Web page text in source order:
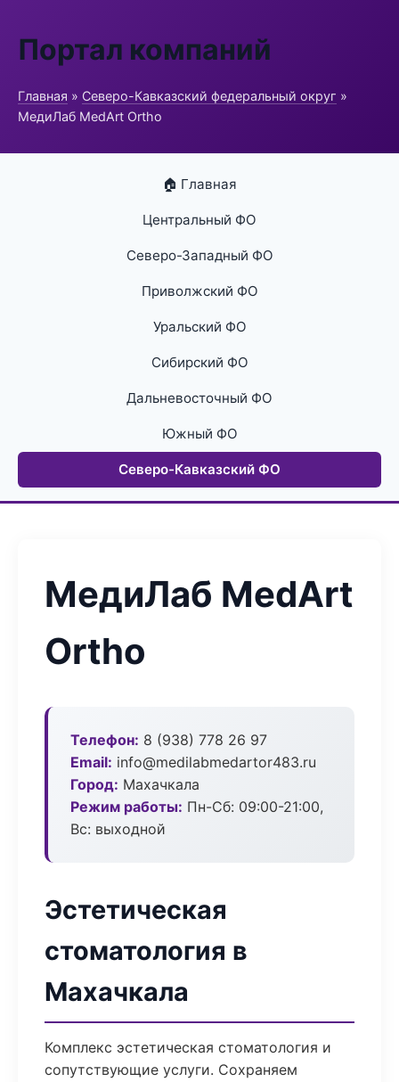
Портал компаний
Главная » Северо-Кавказский федеральный округ »
МедиЛаб MedArt Ortho
🏠 Главная
Центральный ФО
Северо-Западный ФО
Приволжский ФО
Уральский ФО
Сибирский ФО
Дальневосточный ФО
Южный ФО
Северо-Кавказский ФО
МедиЛаб MedArt
Ortho
Телефон: 8 (938) 778 26 97
Email: info@medilabmedartor483.ru
Город: Махачкала
Режим работы: Пн-Сб: 09:00-21:00,
Вс: выходной
Эстетическая
стоматология в
Махачкала
Комплекс эстетическая стоматология и
сопутствующие услуги. Сохраняем